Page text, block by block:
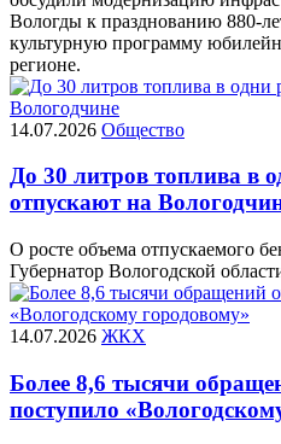
Вологды к празднованию 880-
культурную программу
регионе.
14.07.2026 Общество
До 30 литров топлива в
отпускают на
О росте объема отпускаемого
Губернатор Вологодской
14.07.2026 ЖКХ
Более 8,6 тысячи
поступило